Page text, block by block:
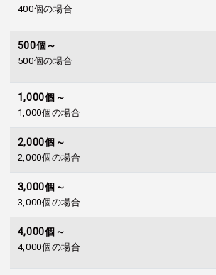
400個の場合
500個～
500個の場合
1,000個～
1,000個の場合
2,000個～
2,000個の場合
3,000個～
3,000個の場合
4,000個～
4,000個の場合